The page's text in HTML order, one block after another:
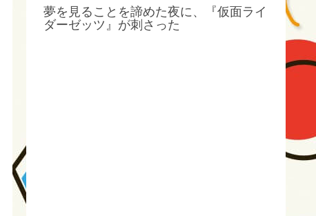
夢を見ることを諦めた夜に、『仮面ライ
ダーゼッツ』が刺さった